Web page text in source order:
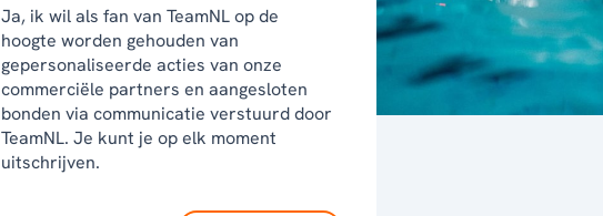
Ja, ik wil als fan van TeamNL op de
hoogte worden gehouden van
gepersonaliseerde acties van onze
commerciële partners en aangesloten
bonden via communicatie verstuurd door
TeamNL. Je kunt je op elk moment
uitschrijven.